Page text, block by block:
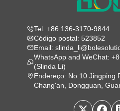
Tel: +86 136-3170-9844
Código postal: 523852
Email:
WhatsApp and WeChat:
(Slinda Li)
Endereço: No.10 Jingping
Chang'an, Dongguan,